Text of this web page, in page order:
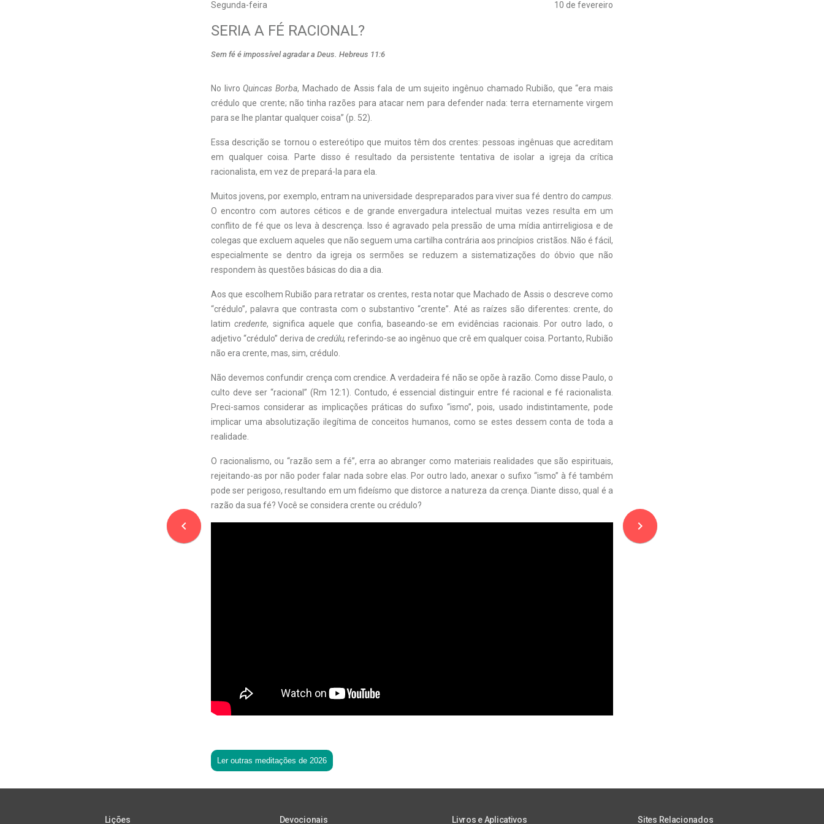
Segunda-feira 10 de fevereiro
navigate_before
SERIA A FÉ RACIONAL?
Sem fé é impossível agradar a Deus. Hebreus 11:6
No livro Quincas Borba, Machado de Assis fala de um sujeito ingênuo chamado Rubião, que “era mais
crédulo que crente; não tinha razões para atacar nem para defender nada: terra eternamente virgem
para se lhe plantar qualquer coisa” (p. 52).
Essa descrição se tornou o estereótipo que muitos têm dos crentes: pessoas ingênuas que acreditam
em qualquer coisa. Parte disso é resultado da persistente tentativa de isolar a igreja da crítica
racionalista, em vez de prepará-la para ela.
Muitos jovens, por exemplo, entram na universidade despreparados para viver sua fé dentro do campus
O encontro com autores céticos e de grande envergadura intelectual muitas vezes resulta em um
conflito de fé que os leva à descrença. Isso é agravado pela pressão de uma mídia antirreligiosa e de
colegas que excluem aqueles que não seguem uma cartilha contrária aos princípios cristãos. Não é fácil,
especialmente se dentro da igreja os sermões se reduzem a sistematizações do óbvio que não
respondem às questões básicas do dia a dia.
Aos que escolhem Rubião para retratar os crentes, resta notar que Machado de Assis o descreve como
“crédulo”, palavra que contrasta com o substantivo “crente”. Até as raízes são diferentes: crente, do
latimcredente, significa aquele que confia, baseando-se em evidências racionais. Por outro lado, o
adjetivo “crédulo” deriva de credúlu, referindo-se ao ingênuo que crê em qualquer coisa. Portanto, Rubião
não era crente, mas, sim, crédulo.
Não devemos confundir crença com crendice. A verdadeira fé não se opõe à razão. Como disse Paulo, o
culto deve ser “racional” (Rm 12:1). Contudo, é essencial distinguir entre fé racional e fé racionalista.
Preci-samos considerar as implicações práticas do sufixo “ismo”, pois, usado indistintamente, pode
implicar uma absolutização ilegítima de conceitos humanos, como se estes dessem conta de toda a
realidade.
O racionalismo, ou “razão sem a fé”, erra ao abranger como materiais realidades que são espirituais,
rejeitando-as por não poder falar nada sobre elas. Por outro lado, anexar o sufixo “ismo” à fé também
pode ser perigoso, resultando em um fideísmo que distorce a natureza da crença. Diante disso, qual é a
razão da sua fé? Você se considera crente ou crédulo?
Ler outras meditações de 2026
navigate_next
Lições Devocionais Livros e Aplicativos Sites Relacionados